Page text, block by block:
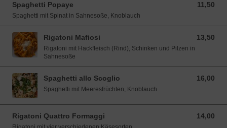
Spaghetti Popaye 11,50
11,50 EUR
Spaghetti mit Spinat in Sahnesoße, Knoblauch
Rigatoni Mafiosi 13,50
13,50 EUR
Rigatoni mit Hackfleisch (Rind), Schinken und Pilzen in
Sahnesoße
Spaghetti allo Scoglio 16,00
16,00 EUR
Spaghetti mit Meeresfrüchten, Knoblauch
Rigatoni Quattro Formaggi 14,00
14,00 EUR